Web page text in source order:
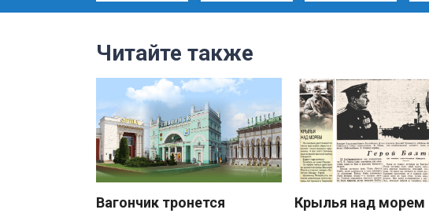
Читайте также
Вагончик тронется Крылья над морем